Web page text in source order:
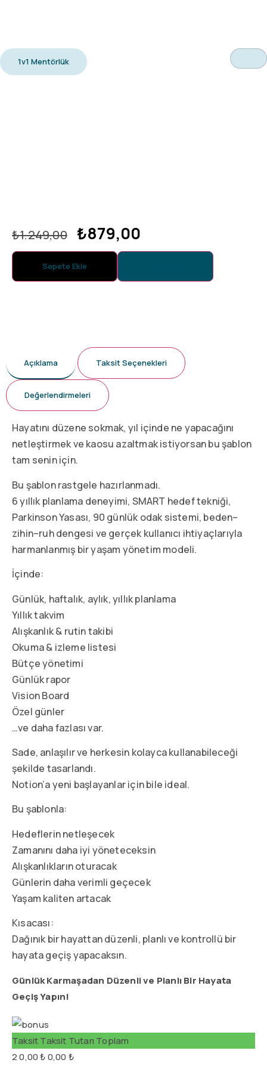
1v1 Mentörlük
₺1.249,00 ₺879,00
Sepete Ekle
Açıklama Taksit Seçenekleri
Değerlendirmeleri
Hayatını düzene sokmak, yıl içinde ne yapacağını
netleştirmek ve kaosu azaltmak istiyorsan bu şablon
tam senin için.
Bu şablon rastgele hazırlanmadı.
6 yıllık planlama deneyimi, SMART hedef tekniği,
Parkinson Yasası, 90 günlük odak sistemi, beden–
zihin–ruh dengesi ve gerçek kullanıcı ihtiyaçlarıyla
harmanlanmış bir yaşam yönetim modeli.
İçinde:
Günlük, haftalık, aylık, yıllık planlama
Yıllık takvim
Alışkanlık & rutin takibi
Okuma & izleme listesi
Bütçe yönetimi
Günlük rapor
Vision Board
Özel günler
…ve daha fazlası var.
Sade, anlaşılır ve herkesin kolayca kullanabileceği
şekilde tasarlandı.
Notion’a yeni başlayanlar için bile ideal.
Bu şablonla:
Hedeflerin netleşecek
Zamanını daha iyi yöneteceksin
Alışkanlıkların oturacak
Günlerin daha verimli geçecek
Yaşam kaliten artacak
Kısacası:
Dağınık bir hayattan düzenli, planlı ve kontrollü bir
hayata geçiş yapacaksın.
Günlük Karmaşadan Düzenli ve Planlı Bir Hayata
Geçiş Yapın!
TaksitTaksit Tutarı Toplam
2 0,00 ₺0,00 ₺